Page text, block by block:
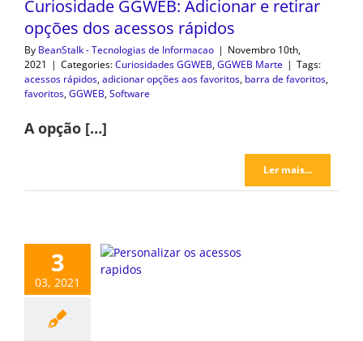
Curiosidade GGWEB: Adicionar e retirar
opções dos acessos rápidos
By BeanStalk - Tecnologias de Informacao | Novembro 10th,
2021 | Categories:Curiosidades GGWEB,GGWEB Marte | Tags:
acessos rápidos,adicionar opções aos favoritos, barra de favoritos,
favoritos,GGWEB,Software
A opção […]
Ler mais...
3
03, 2021